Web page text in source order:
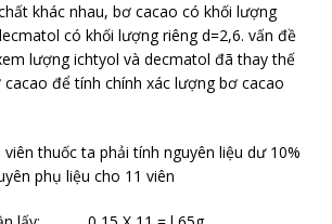
khác nhau, bơ cacao có khối lượng
có khối lượng riêng d=2,6. vấn đề
lượng ichtyol và decmatol đã thay thế
để tính chính xác lượng bơ cacao
thuốc ta phải tính nguyên liệu dư 10%
phụ liệu cho 11 viên